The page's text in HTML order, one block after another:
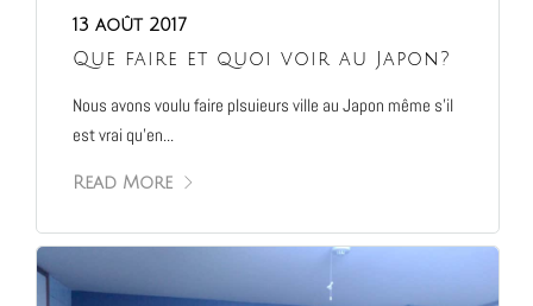
13 août 2017
Que faire et quoi voir au Japon?
Nous avons voulu faire plsuieurs ville au Japon même s’il
est vrai qu’en...
Read More